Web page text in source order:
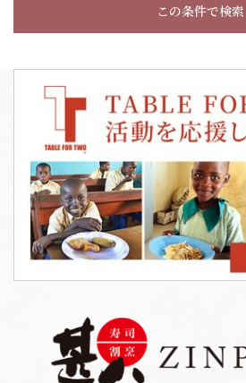
この条件で検索